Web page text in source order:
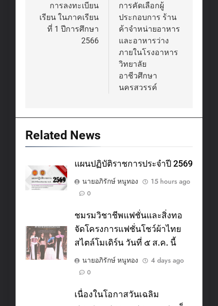
navigation
การลงทะเบียน
เรียน ในภาคเรียน
ที่ 1 ปีการศึกษา
2566
การคัดเลือกผู้
ประกอบการ ร้าน
ค้าจำหน่ายอาหาร
และอาหารว่าง
ภายในโรงอาหาร
วิทยาลัย
อาชีวศึกษา
นครสวรรค์
Related News
แผนปฏิบัติราชการประจำปี 2569
นายอภิรักษ์ หนูทอง
15 hours ago
0
ชมรมวิชาชีพแฟชั่นและสิ่งทอ
จัดโครงการแฟชั่นโชว์ผ้าไทย
สไตล์โมเดิร์น วันที่ ๕ ส.ค. นี้
นายอภิรักษ์ หนูทอง
4 days ago
0
เนื่องในโอกาสวันเฉลิม